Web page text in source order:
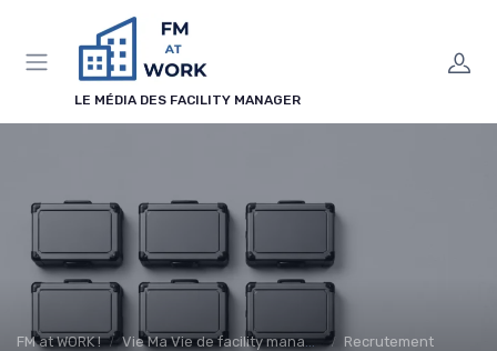
LE MÉDIA DES FACILITY MANAGER
FM at WORK ! Vie Ma Vie de facility manager Recrutement
Panneau de gestion des cookies